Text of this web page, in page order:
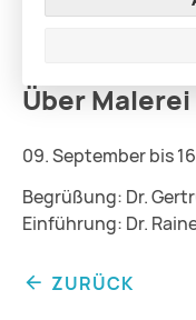
Über Malerei
09. September bis
Begrüßung: Dr.
Einführung: Dr.
ZURÜCK